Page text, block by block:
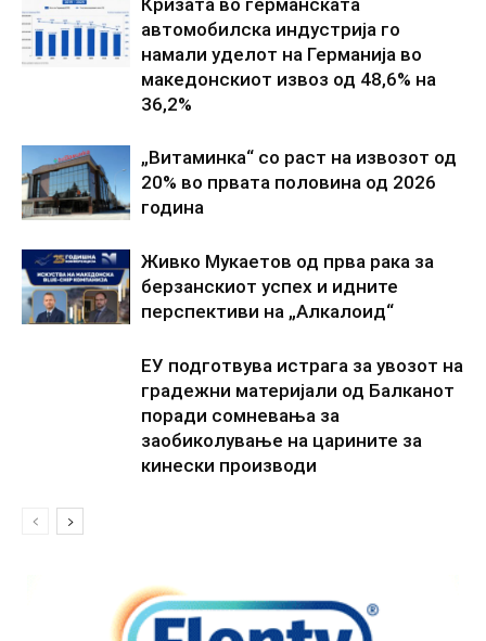
Кризата во германската
автомобилска индустрија го
намали уделот на Германија во
македонскиот извоз од 48,6% на
36,2%
„Витаминка“ со раст на извозот од
20% во првата половина од 2026
година
Живко Мукаетов од прва рака за
берзанскиот успех и идните
перспективи на „Алкалоид“
ЕУ подготвува истрага за увозот на
градежни материјали од Балканот
поради сомневања за
заобиколување на царините за
кинески производи